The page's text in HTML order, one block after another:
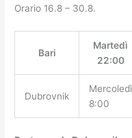
Orario 16.8 – 30.8.
Bari
Martedì
22:00
Dubrovnik
Mercoledì
8:00